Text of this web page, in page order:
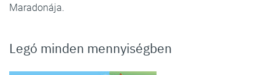
Maradonája.
Legó minden mennyiségben